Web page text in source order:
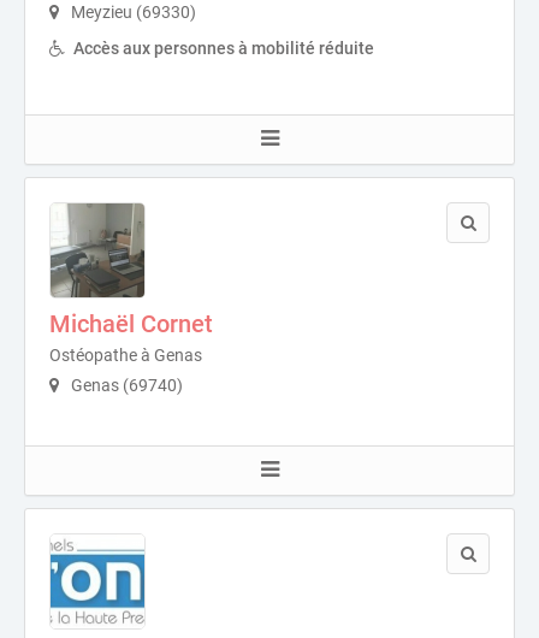
Meyzieu (69330)
Accès aux personnes à mobilité réduite
Michaël Cornet
Ostéopathe à Genas
Genas (69740)